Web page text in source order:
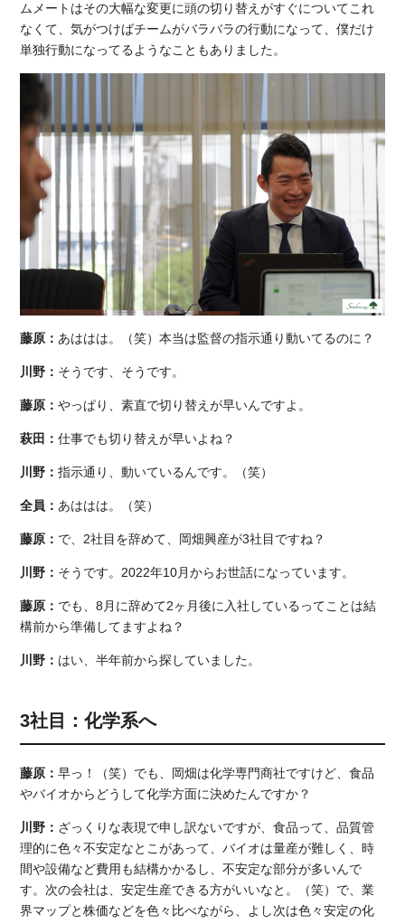
ムメートはその大幅な変更に頭の切り替えがすぐについてこれ
なくて、気がつけばチームがバラバラの行動になって、僕だけ
単独行動になってるようなこともありました。
藤原：あははは。（笑）本当は監督の指示通り動いてるのに？
川野： そうです、そうです。
藤原：やっぱり、素直で切り替えが早いんですよ。
萩田：仕事でも切り替えが早いよね？
川野：指示通り、動いているんです。（笑）
全員：あははは。（笑）
藤原： で、2社目を辞めて、岡畑興産が3社目ですね？
川野： そうです。2022年10月からお世話になっています。
藤原： でも、8月に辞めて2ヶ月後に入社しているってことは結
構前から準備してますよね？
川野： はい、半年前から探していました。
3社目：化学系へ
藤原：早っ！（笑）でも、岡畑は化学専門商社ですけど、食品
やバイオからどうして化学方面に決めたんですか？
川野： ざっくりな表現で申し訳ないですが、食品って、品質管
理的に色々不安定なとこがあって、バイオは量産が難しく、時
間や設備など費用も結構かかるし、不安定な部分が多いんで
す。次の会社は、安定生産できる方がいいなと。（笑）で、業
界マップと株価などを色々比べながら、よし次は色々安定の化